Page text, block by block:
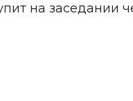
на заседании